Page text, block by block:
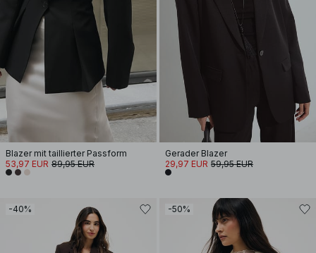
Blazer mit taillierter Passform
53,97 EUR 89,95 EUR
Gerader Blazer
29,97 EUR 59,95 EUR
-40% -50%